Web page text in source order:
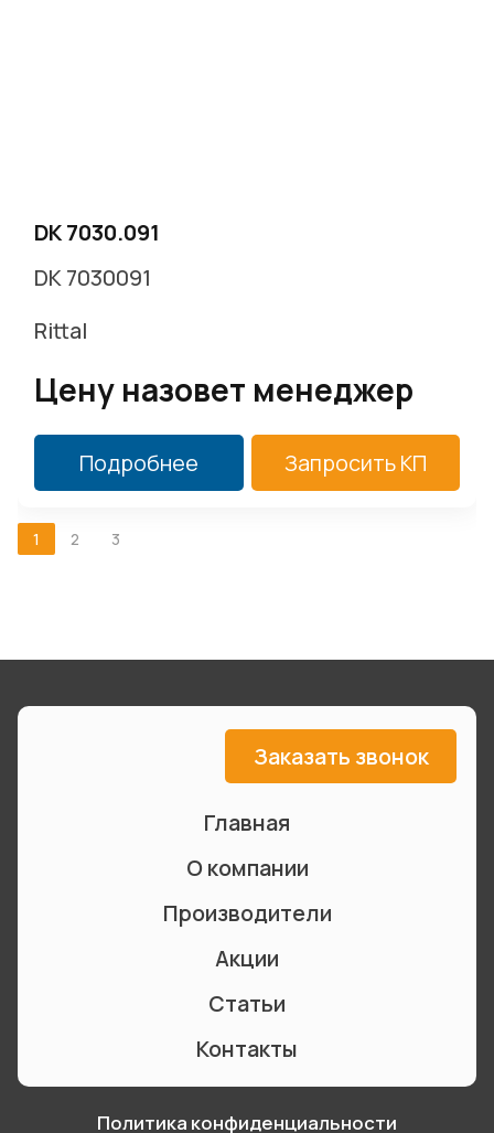
DK 7030.091
DK 7030091
Rittal
Цену назовет менеджер
Подробнее Запросить КП
1 2 3
Заказать звонок
Главная
О компании
Производители
Акции
Статьи
Контакты
Политика конфиденциальности